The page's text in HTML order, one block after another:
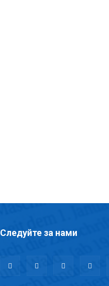
Следуйте за нами